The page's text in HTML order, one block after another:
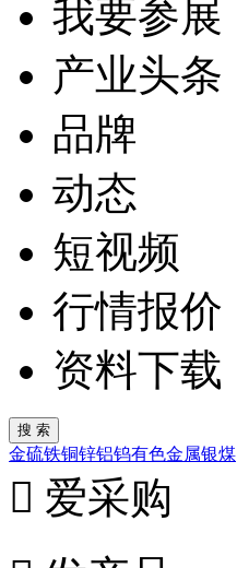
我要参展
产业头条
品牌
动态
短视频
行情报价
资料下载
金硫铁铜锌铝钨有色金属银煤
 爱采购